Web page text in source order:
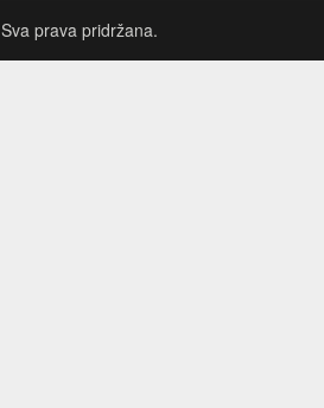
Sva prava pridržana.